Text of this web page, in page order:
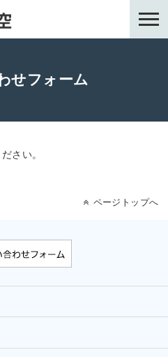
せフォーム
さい。
ページトップへ